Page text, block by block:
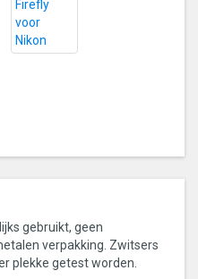
gebruikt, geen
verpakking. Zwitsers
plekke getest worden.